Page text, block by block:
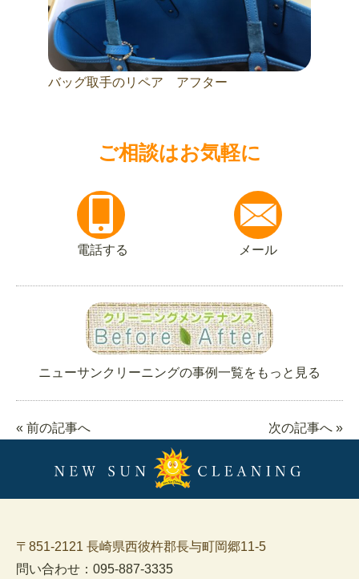
バッグ取手のリペア アフター
ご相談はお気軽に
電話する メール
ニューサンクリーニングの事例一覧をもっと見る
« 前の記事へ 次の記事へ »
〒851-2121 長崎県西彼杵郡長与町岡郷11-5
問い合わせ：095-887-3335